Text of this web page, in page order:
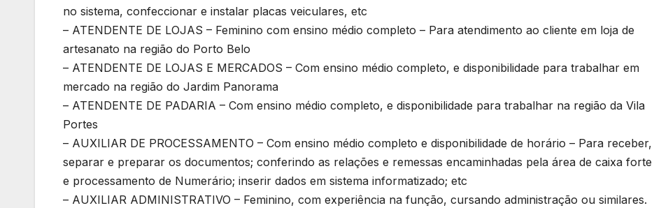
no sistema, confeccionar e instalar placas veiculares, etc
– ATENDENTE DE LOJAS – Feminino com ensino médio completo – Para atendimento ao cliente em loja de
artesanato na região do Porto Belo
– ATENDENTE DE LOJAS E MERCADOS – Com ensino médio completo, e disponibilidade para trabalhar em
mercado na região do Jardim Panorama
– ATENDENTE DE PADARIA – Com ensino médio completo, e disponibilidade para trabalhar na região da Vila
Portes
– AUXILIAR DE PROCESSAMENTO – Com ensino médio completo e disponibilidade de horário – Para receber,
separar e preparar os documentos; conferindo as relações e remessas encaminhadas pela área de caixa forte
e processamento de Numerário; inserir dados em sistema informatizado; etc
– AUXILIAR ADMINISTRATIVO – Feminino, com experiência na função, cursando administração ou similares.